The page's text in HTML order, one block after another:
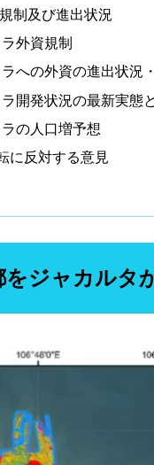
制及び進出状況
外資規制
への外資の進出状況
ラ開発状況の最新実態
の人口増予想
に反対する意見
ジャカルタ